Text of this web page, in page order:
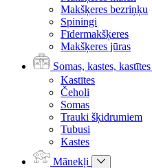
Makšķeres bezriņķu
Spiningi
Fīdermakšķeres
Makšķeres jūras
Somas, kastes, kastītes
Kastītes
Čeholi
Somas
Trauki šķidrumiem
Tubusi
Kastes
Mānekļi